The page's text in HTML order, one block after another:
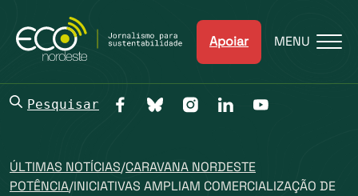
Apoiar MENU
Pesquisar
ÚLTIMAS NOTÍCIAS/CARAVANA NORDESTE
POTÊNCIA/INICIATIVAS AMPLIAM COMERCIALIZAÇÃO DE